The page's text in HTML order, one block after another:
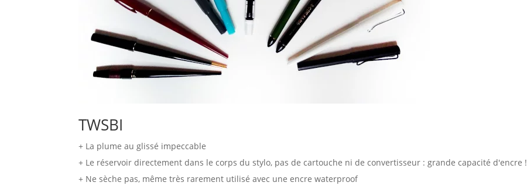
TWSBI
+ La plume au glissé impeccable
+ Le réservoir directement dans le corps du stylo, pas de cartouche ni de convertisseur : grande capacité d'encre !
+ Ne sèche pas, même très rarement utilisé avec une encre waterproof